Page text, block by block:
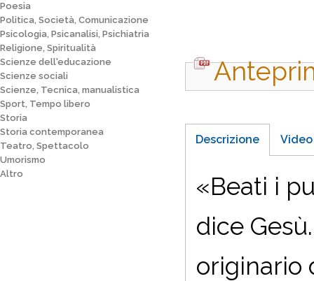
Poesia
Politica, Società, Comunicazione
Psicologia, Psicanalisi, Psichiatria
Religione, Spiritualità
Scienze dell'educazione
Scienze sociali
Scienze, Tecnica, manualistica
Sport, Tempo libero
Storia
Storia contemporanea
Teatro, Spettacolo
Umorismo
Altro
Descrizione Video
«Beati i
dice
originario